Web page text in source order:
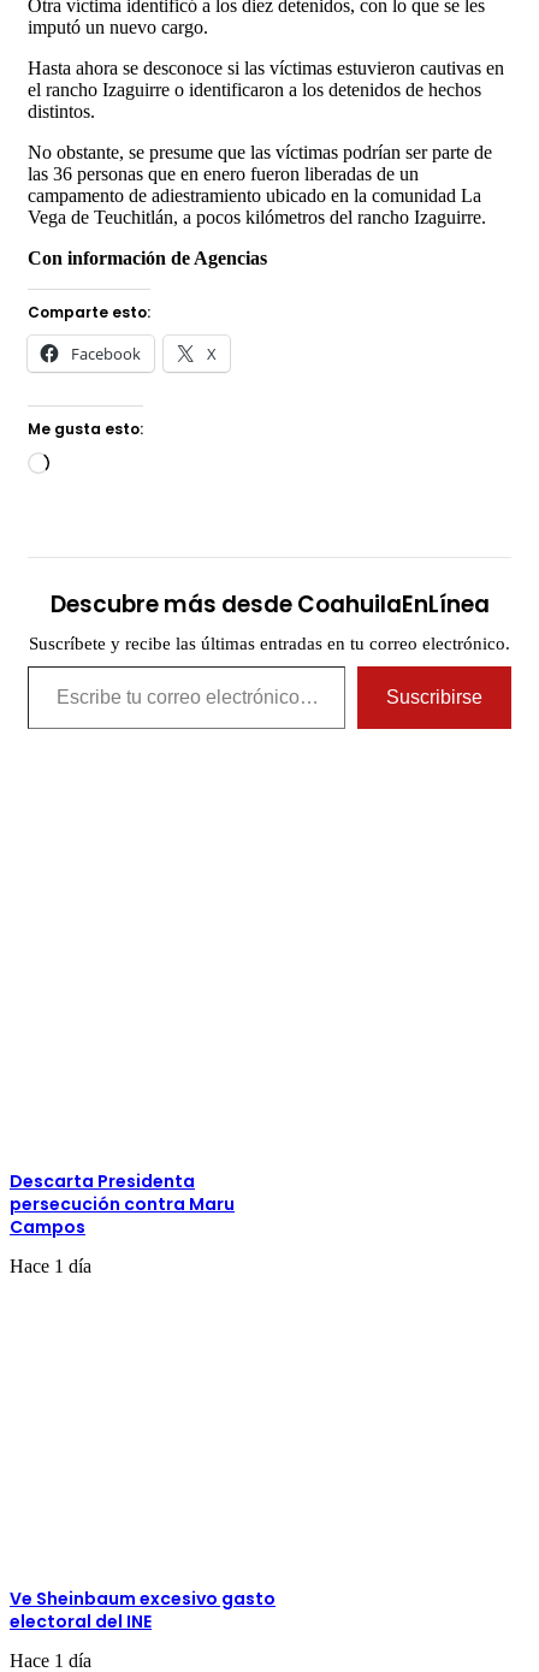
Otra víctima identificó a los diez detenidos, con lo que se les
imputó un nuevo cargo.
Hasta ahora se desconoce si las víctimas estuvieron cautivas en
el rancho Izaguirre o identificaron a los detenidos de hechos
distintos.
No obstante, se presume que las víctimas podrían ser parte de
las 36 personas que en enero fueron liberadas de un
campamento de adiestramiento ubicado en la comunidad La
Vega de Teuchitlán, a pocos kilómetros del rancho Izaguirre.
Con información de Agencias
Comparte esto:
Facebook X
Me gusta esto:
Cargando...
Descubre más desde CoahuilaEnLínea
Suscríbete y recibe las últimas entradas en tu correo electrónico.
Escribe tu correo electrónico…
Suscribirse
Descarta Presidenta
persecución contra Maru
Campos
Hace 1 día
Ve Sheinbaum excesivo gasto
electoral del INE
Hace 1 día